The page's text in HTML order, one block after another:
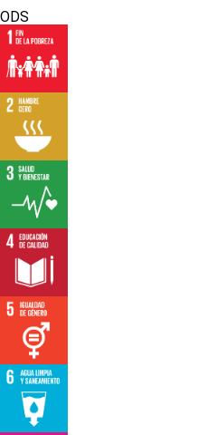
ODS